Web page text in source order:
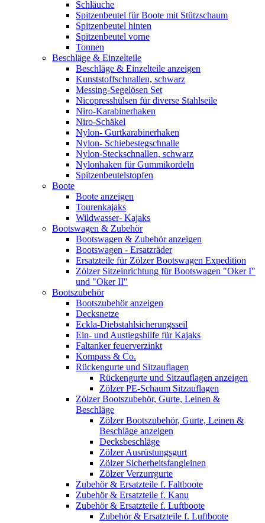
Schläuche
Spitzenbeutel für Boote mit Stützschaum
Spitzenbeutel hinten
Spitzenbeutel vorne
Tonnen
Beschläge & Einzelteile
Beschläge & Einzelteile anzeigen
Kunststoffschnallen, schwarz
Messing-Segelösen Set
Nicopresshülsen für diverse Stahlseile
Niro-Karabinerhaken
Niro-Schäkel
Nylon- Gurtkarabinerhaken
Nylon- Schiebestegschnalle
Nylon-Steckschnallen, schwarz
Nylonhaken für Gummikordeln
Spitzenbeutelstopfen
Boote
Boote anzeigen
Tourenkajaks
Wildwasser- Kajaks
Bootswagen & Zubehör
Bootswagen & Zubehör anzeigen
Bootswagen - Ersatzräder
Ersatzteile für Zölzer Bootswagen Expedition
Zölzer Sitzeinrichtung für Bootswagen "Oker I"
und "Oker II"
Bootszubehör
Bootszubehör anzeigen
Decksnetze
Eckla-Diebstahlsicherungsseil
Ein- und Austiegshilfe für Kajaks
Faltanker feuerverzinkt
Kompass & Co.
Rückengurte und Sitzauflagen
Rückengurte und Sitzauflagen anzeigen
Zölzer PE-Schaum Sitzauflagen
Zölzer Bootszubehör, Gurte, Leinen &
Beschläge
Zölzer Bootszubehör, Gurte, Leinen &
Beschläge anzeigen
Decksbeschläge
Zölzer Ausrüstungsgurt
Zölzer Sicherheitsfangleinen
Zölzer Verzurrgurte
Zubehör & Ersatzteile f. Faltboote
Zubehör & Ersatzteile f. Kanu
Zubehör & Ersatzteile f. Luftboote
Zubehör & Ersatzteile f. Luftboote